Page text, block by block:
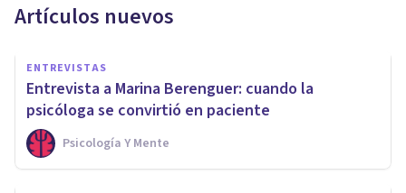
Artículos nuevos
ENTREVISTAS
Entrevista a Marina Berenguer: cuando la
psicóloga se convirtió en paciente
Psicología Y Mente